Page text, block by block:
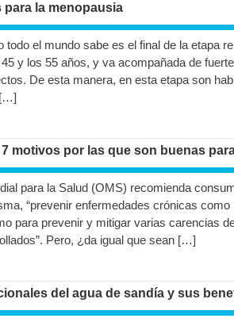
para la menopausia
todo el mundo sabe es el final de la etapa
y los 55 años, y va acompañada de
De esta manera, en esta etapa son
[…]
motivos por las que son buenas
para la Salud (OMS) recomienda
“prevenir enfermedades crónicas
para prevenir y mitigar varias carencias
Pero, ¿da igual que sean […]
del agua de sandía y sus